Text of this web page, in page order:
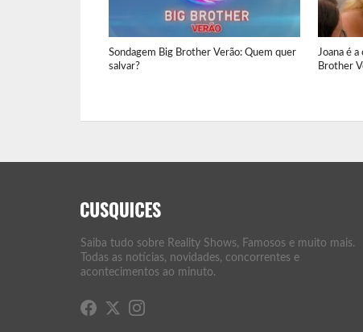
Sondagem Big Brother Verão: Quem quer
salvar?
Joana é
Brother
Saiba tudo sobre Reality Shows, Famosos e muito mais.
Todas as notícias, novidades, concorrentes e
acontecimentos ao minuto.